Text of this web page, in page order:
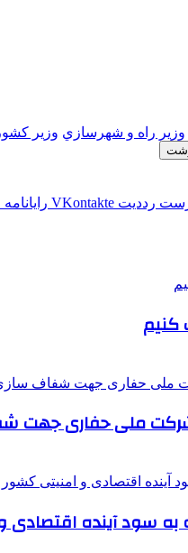
وزير راه و شهرسازي وزير کشور
‫رددیت ‫VKontakte رایانامه
کنیم
شرکت ملی حفاری جهت
سود آینده اقتصادی